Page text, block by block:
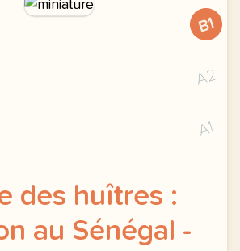
B1
A2
A1
des huîtres :
au Sénégal -